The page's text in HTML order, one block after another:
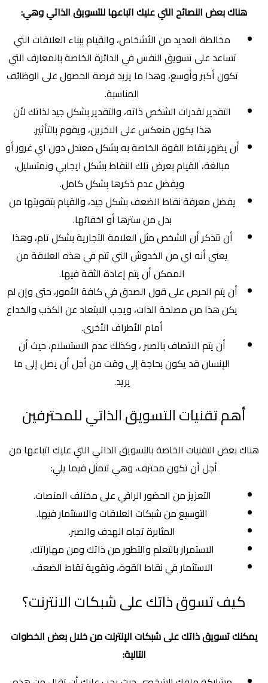
هناك بعض النصائح التي عليك اتباعها للتسويق الذاتي وهي:
مخالطة العديد من الأشخاص، والقيام ببناء العلاقات التي
تساعد على تسويق النفس في الدائرة الخاصة بالمعارف التي
تكون أكبر وأوسع، وهذا ما يزيد فرصة الحصول على الوظائف
المناسبة.
التقدير لقدرات الشخص ذاته، والتقدير بشكل جيد لذاتك لأن
هذا يكون منعكس على الاخرين، ويقوم بالتأثير.
أن يظهر نقاط القوة الخاصة به بشكل معتدل دون اي غرور أو
مبالغة، القيام بعرض تلك النقاط بشكل ايجابي ونمتسليل،
ويفضل عدم ذكرها بشكل كامل.
يفضل معرفة نقاط الضعف بشكل جيد، والقيام بتقويتها من
بدل من سترها أو اخفائها.
أن تتذكر أن الشخص مثل العلامة التجارية بشكل تام، وهذا
يعني أنه اي من الخدوش التي تتم في هذه العلاقة من
الممكن أن يتم إعادة الثقة فيها.
أن يتم الحرص على قول الصدق في كافة الأمور، حتى وإن لم
يكن هذا من مصلحة الذات، ويجب الابتعاد عن الكذب والخداع
أمام الأطراف الأخرى.
أن يتم الاتصاف بالصبر ، وكذلك عدم الاستسلام، حيث أن
الإنسان قد يكون بحاجة إلى وقت من أجل أن يصل إلى ما
يريد.
أهم تقنيات التسويق الذاتي للمحترفين
هناك بعض التقنيات الخاصة بالتسويق الذاتي التي عليك اتباعها من
أجل أن تكون محترف، وهي تتمثل فيما يلي:
التعزيز من الحضور الراقي على مختلف المنصات.
التوسيع من شبكات العلاقات والاستثمار فيها.
المثابرة تجاه الهدف والصبر.
الاستمرار بالتعلم والتطور من ذاتك ومن مهاراتك.
الاستثمار في نقاط القوة، وتقوية نقاط الضعف.
كيف تسوق ذاتك على شبكات الانترنت؟
يمكنك تسويق ذاتك على شبكات الإنترنت من خلال بعض الخطوات
التالية: